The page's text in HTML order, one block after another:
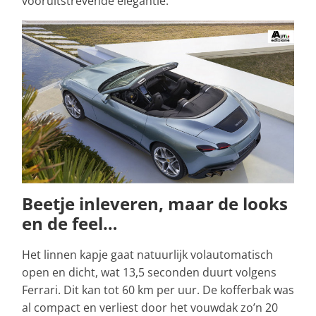
Beetje inleveren, maar de looks
en de feel…
Het linnen kapje gaat natuurlijk volautomatisch
open en dicht, wat 13,5 seconden duurt volgens
Ferrari. Dit kan tot 60 km per uur. De kofferbak was
al compact en verliest door het vouwdak zo’n 20